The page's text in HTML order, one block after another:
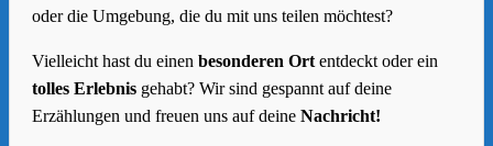
oder die Umgebung, die du mit uns teilen möchtest?
Vielleicht hast du einen besonderen Ort entdeckt oder ein
tolles Erlebnis gehabt? Wir sind gespannt auf deine
Erzählungen und freuen uns auf deine Nachricht!